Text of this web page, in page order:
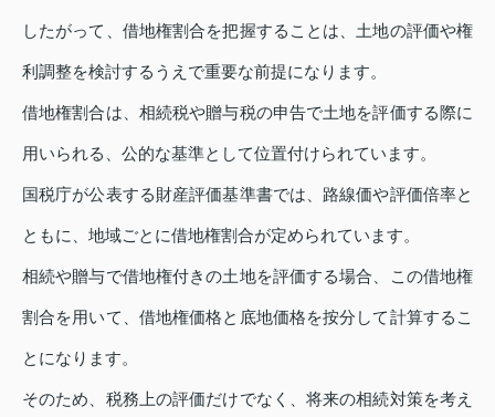
したがって、借地権割合を把握することは、土地の評価や権
利調整を検討するうえで重要な前提になります。
借地権割合は、相続税や贈与税の申告で土地を評価する際に
用いられる、公的な基準として位置付けられています。
国税庁が公表する財産評価基準書では、路線価や評価倍率と
ともに、地域ごとに借地権割合が定められています。
相続や贈与で借地権付きの土地を評価する場合、この借地権
割合を用いて、借地権価格と底地価格を按分して計算するこ
とになります。
そのため、税務上の評価だけでなく、将来の相続対策を考え